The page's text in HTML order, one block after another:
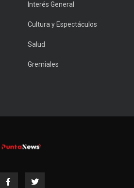
Interés General
Cultura y Espectáculos
Salud
Gremiales